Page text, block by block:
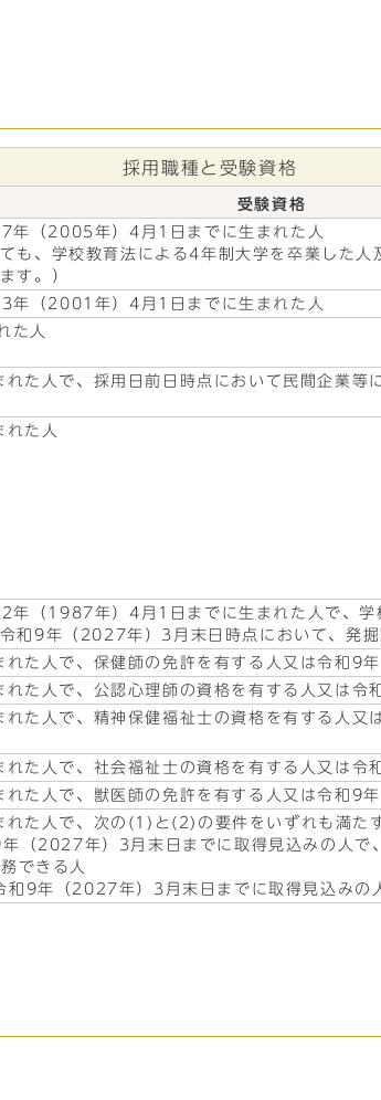
採用職種と受験資格
受験資格
（2005年）4月1日までに生まれた人
も、学校教育法による4年制大学を卒業した
す。）
（2001年）4月1日までに生まれた人
た人
た人で、採用日前日時点において民間企業等
た人
（1987年）4月1日までに生まれた人で、学
和9年（2027年）3月末日時点において、発
た人で、保健師の免許を有する人又は令和9
た人で、公認心理師の資格を有する人又は令
た人で、精神保健福祉士の資格を有する人又
た人で、社会福祉士の資格を有する人又は令
た人で、獣医師の免許を有する人又は令和9
た人で、次の(1)と(2)の要件をいずれも満た
（2027年）3月末日までに取得見込みの人で
できる人
9年（2027年）3月末日までに取得見込みの